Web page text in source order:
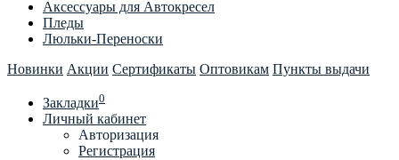
Аксессуары для Автокресел
Пледы
Люльки-Переноски
Новинки Акции Сертификаты Оптовикам Пункты выдачи
Закладки0
Личный кабинет
Авторизация
Регистрация